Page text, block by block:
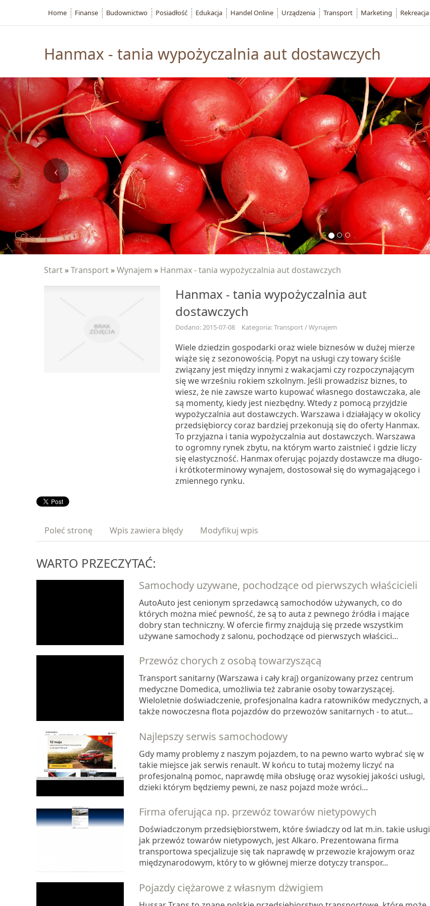
Hanmax - tania wypożyczalnia aut dostawczych
Start »Transport »Wynajem » Hanmax - tania wypożyczalnia aut dostawczych
Hanmax - tania wypożyczalnia aut
dostawczych
Dodano: 2015-07-08 Kategoria: Transport / Wynajem
Wiele dziedzin gospodarki oraz wiele biznesów w dużej mierze
wiąże się z sezonowością. Popyt na usługi czy towary ściśle
związany jest między innymi z wakacjami czy rozpoczynającym
się we wrześniu rokiem szkolnym. Jeśli prowadzisz biznes, to
wiesz, że nie zawsze warto kupować własnego dostawczaka, ale
są momenty, kiedy jest niezbędny. Wtedy z pomocą przyjdzie
wypożyczalnia aut dostawczych. Warszawa i działający w okolicy
przedsiębiorcy coraz bardziej przekonują się do oferty Hanmax.
To przyjazna i tania wypożyczalnia aut dostawczych. Warszawa
to ogromny rynek zbytu, na którym warto zaistnieć i gdzie liczy
się elastyczność. Hanmax oferując pojazdy dostawcze ma długo-
i krótkoterminowy wynajem, dostosował się do wymagającego i
zmiennego rynku.
Poleć stronę Wpis zawiera błędy Modyfikuj wpis
WARTO PRZECZYTAĆ:
Samochody uzywane, pochodzące od pierwszych właścicieli
AutoAuto jest cenionym sprzedawcą samochodów używanych, co do
których można mieć pewność, że są to auta z pewnego źródła i mające
dobry stan techniczny. W ofercie firmy znajdują się przede wszystkim
używane samochody z salonu, pochodzące od pierwszych właścici...
Przewóz chorych z osobą towarzyszącą
Transport sanitarny (Warszawa i cały kraj) organizowany przez centrum
medyczne Domedica, umożliwia też zabranie osoby towarzyszącej.
Wieloletnie doświadczenie, profesjonalna kadra ratowników medycznych, a
także nowoczesna flota pojazdów do przewozów sanitarnych - to atut...
Najlepszy serwis samochodowy
Gdy mamy problemy z naszym pojazdem, to na pewno warto wybrać się w
takie miejsce jak serwis renault. W końcu to tutaj możemy liczyć na
profesjonalną pomoc, naprawdę miła obsługę oraz wysokiej jakości usługi,
dzieki którym będziemy pewni, ze nasz pojazd może wróci...
Firma oferująca np. przewóz towarów nietypowych
Doświadczonym przedsiębiorstwem, które świadczy od lat m.in. takie usługi
jak przewóz towarów nietypowych, jest Alkaro. Prezentowana firma
transportowa specjalizuje się tak naprawdę w przewozie krajowym oraz
międzynarodowym, który to w głównej mierze dotyczy transpor...
Pojazdy ciężarowe z własnym dżwigiem
Home Finanse Budownictwo Posiadłość Edukacja Handel Online Urządzenia Transport Marketing Rekreacja